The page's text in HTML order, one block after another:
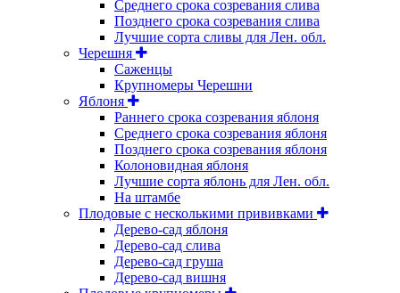
Среднего срока созревания слива
Позднего срока созревания слива
Лучшие сорта сливы для Лен. обл.
Черешня
Саженцы
Крупномеры Черешни
Яблоня
Раннего срока созревания яблоня
Среднего срока созревания яблоня
Позднего срока созревания яблоня
Колоновидная яблоня
Лучшие сорта яблонь для Лен. обл.
На штамбе
Плодовые с несколькими прививками
Дерево-сад яблоня
Дерево-сад слива
Дерево-сад груша
Дерево-сад вишня